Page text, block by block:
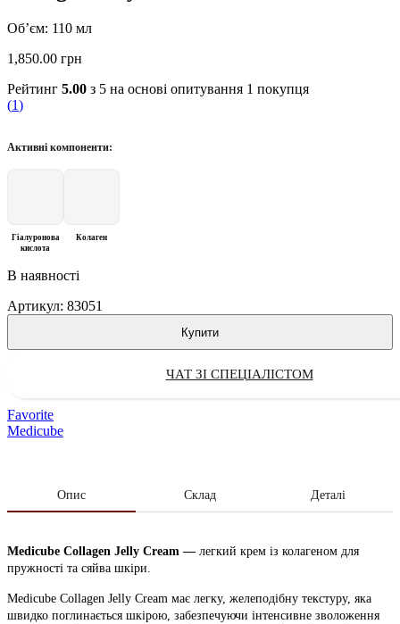
Об’єм: 110 мл
1,850.00 грн
Рейтинг 5.00 з 5 на основі опитування 1 покупця
(1)
Активні компоненти:
Гіалуронова
кислота
Колаген
В наявності
Артикул: 83051
Купити
ЧАТ ЗІ СПЕЦІАЛІСТОМ
Favorite
Medicube
Опис Склад Деталі
Medicube Collagen Jelly Cream — легкий крем із колагеном для
пружності та сяйва шкіри.
Medicube Collagen Jelly Cream має легку, желеподібну текстуру, яка
швидко поглинається шкірою, забезпечуючи інтенсивне зволоження